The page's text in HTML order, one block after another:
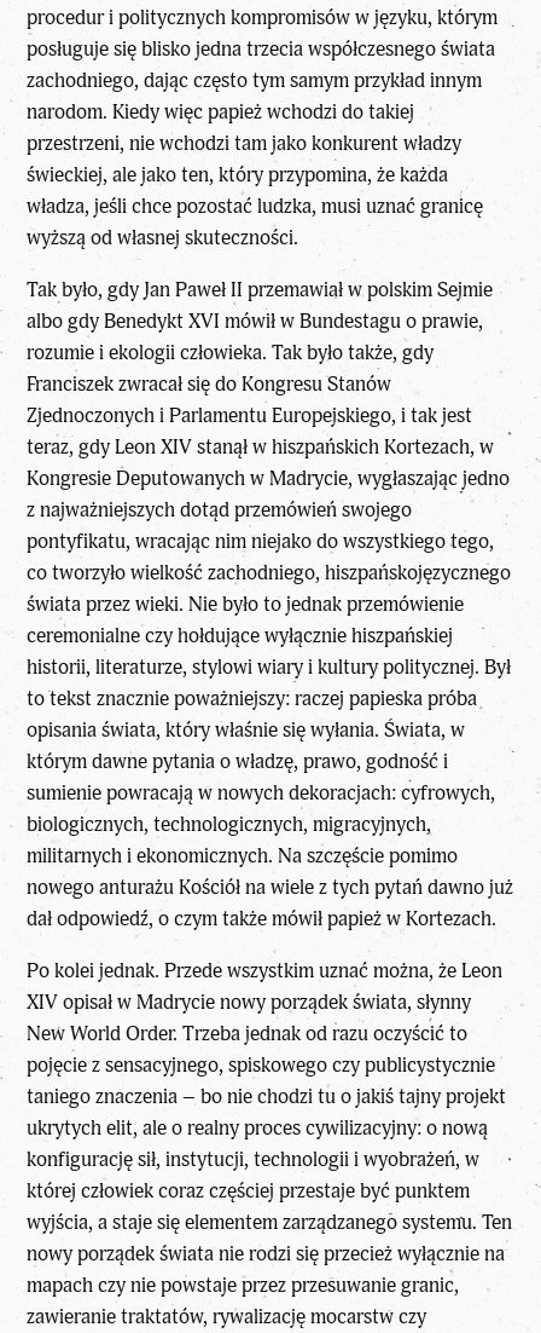
procedur i politycznych kompromisów w języku, którym
posługuje się blisko jedna trzecia współczesnego świata
zachodniego, dając często tym samym przykład innym
narodom. Kiedy więc papież wchodzi do takiej
przestrzeni, nie wchodzi tam jako konkurent władzy
świeckiej, ale jako ten, który przypomina, że każda
władza, jeśli chce pozostać ludzka, musi uznać granicę
wyższą od własnej skuteczności.
Tak było, gdy Jan Paweł II przemawiał w polskim Sejmie
albo gdy Benedykt XVI mówił w Bundestagu o prawie,
rozumie i ekologii człowieka. Tak było także, gdy
Franciszek zwracał się do Kongresu Stanów
Zjednoczonych i Parlamentu Europejskiego, i tak jest
teraz, gdy Leon XIV stanął w hiszpańskich Kortezach, w
Kongresie Deputowanych w Madrycie, wygłaszając jedno
z najważniejszych dotąd przemówień swojego
pontyfikatu, wracając nim niejako do wszystkiego tego,
co tworzyło wielkość zachodniego, hiszpańskojęzycznego
świata przez wieki. Nie było to jednak przemówienie
ceremonialne czy hołdujące wyłącznie hiszpańskiej
historii, literaturze, stylowi wiary i kultury politycznej. Był
to tekst znacznie poważniejszy: raczej papieska próba
opisania świata, który właśnie się wyłania. Świata, w
którym dawne pytania o władzę, prawo, godność i
sumienie powracają w nowych dekoracjach: cyfrowych,
biologicznych, technologicznych, migracyjnych,
militarnych i ekonomicznych. Na szczęście pomimo
nowego anturażu Kościół na wiele z tych pytań dawno już
dał odpowiedź, o czym także mówił papież w Kortezach.
Po kolei jednak. Przede wszystkim uznać można, żeLeon
XIV opisał w Madrycie nowy porządek świata, słynny
New World Order. Trzeba jednak od razu oczyścić to
pojęcie z sensacyjnego, spiskowego czy publicystycznie
taniego znaczenia – bo nie chodzi tu o jakiś tajny projekt
ukrytych elit, ale o realny proces cywilizacyjny: o nową
konfigurację sił, instytucji, technologii i wyobrażeń, w
której człowiek coraz częściej przestaje być punktem
wyjścia, a staje się elementem zarządzanego systemu. Ten
nowy porządek świata nie rodzi się przecież wyłącznie na
mapach czy nie powstaje przez przesuwanie granic,
zawieranie traktatów, rywalizację mocarstw czy